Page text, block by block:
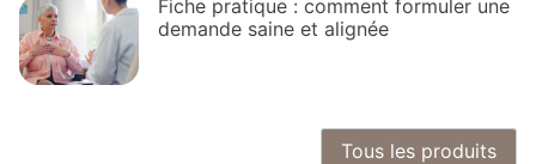
Fiche pratique : comment formuler une
demande saine et alignée
Tous les produits